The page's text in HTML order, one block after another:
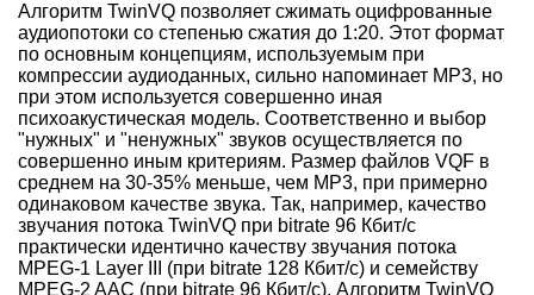
Алгоритм TwinVQ позволяет сжимать оцифрованные
аудиопотоки со степенью сжатия до 1:20. Этот формат
по основным концепциям, используемым при
компрессии аудиоданных, сильно напоминает MP3, но
при этом используется совершенно иная
психоакустическая модель. Соответственно и выбор
"нужных" и "ненужных" звуков осуществляется по
совершенно иным критериям. Размер файлов VQF в
среднем на 30-35% меньше, чем MP3, при примерно
одинаковом качестве звука. Так, например, качество
звучания потока TwinVQ при bitrate 96 Кбит/с
практически идентично качеству звучания потока
MPEG-1 Layer III (при bitrate 128 Кбит/с) и семейству
MPEG-2 AAC (при bitrate 96 Кбит/с). Алгоритм TwinVQ